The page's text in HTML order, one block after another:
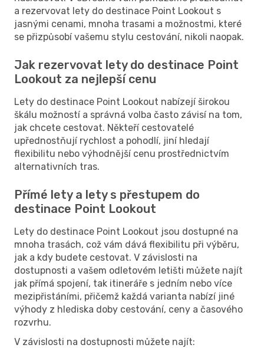
a rezervovat lety do destinace Point Lookout s
jasnými cenami, mnoha trasami a možnostmi, které
se přizpůsobí vašemu stylu cestování, nikoli naopak.
Jak rezervovat lety do destinace Point
Lookout za nejlepší cenu
Lety do destinace Point Lookout nabízejí širokou
škálu možností a správná volba často závisí na tom,
jak chcete cestovat. Někteří cestovatelé
upřednostňují rychlost a pohodlí, jiní hledají
flexibilitu nebo výhodnější cenu prostřednictvím
alternativních tras.
Přímé lety a lety s přestupem do
destinace Point Lookout
Lety do destinace Point Lookout jsou dostupné na
mnoha trasách, což vám dává flexibilitu při výběru,
jak a kdy budete cestovat. V závislosti na
dostupnosti a vašem odletovém letišti můžete najít
jak přímá spojení, tak itineráře s jedním nebo více
mezipřistáními, přičemž každá varianta nabízí jiné
výhody z hlediska doby cestování, ceny a časového
rozvrhu.
V závislosti na dostupnosti můžete najít: